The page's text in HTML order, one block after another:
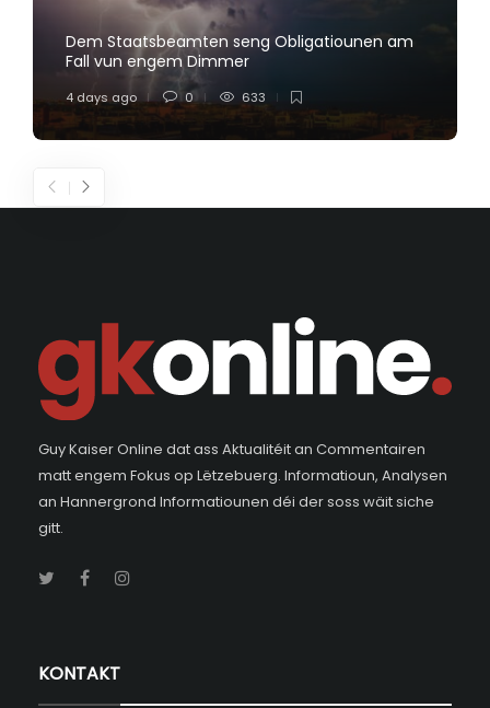
Dem Staatsbeamten seng Obligatiounen am
Fall vun engem Dimmer
4 days ago 0 633
Guy Kaiser Online dat ass Aktualitéit an Commentairen
matt engem Fokus op Lëtzebuerg. Informatioun, Analysen
an Hannergrond Informatiounen déi der soss wäit siche
gitt.
KONTAKT